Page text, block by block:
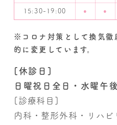
15:30-19:00 ● ●
※コロナ対策として換気徹
的に変更しています。
[休診日]
日曜祝日全日・水曜午
[診療科目]
内科・整形外科・リハビ